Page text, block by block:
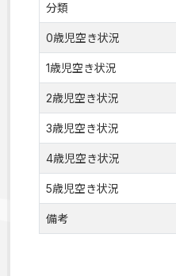
分類
0歳児空き状況
1歳児空き状況
2歳児空き状況
3歳児空き状況
4歳児空き状況
5歳児空き状況
備考